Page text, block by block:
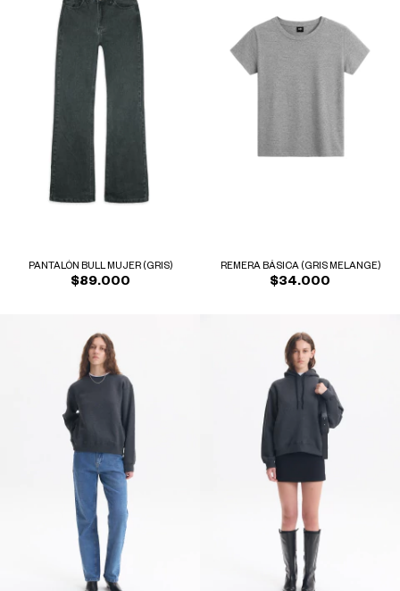
PANTALÓN BULL MUJER (GRIS)
$89.000
REMERA BÁSICA (GRIS MELANGE)
$34.000